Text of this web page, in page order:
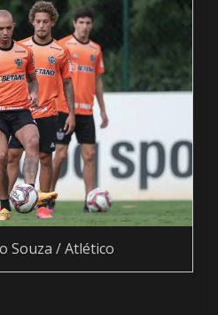
Souza / Atlético